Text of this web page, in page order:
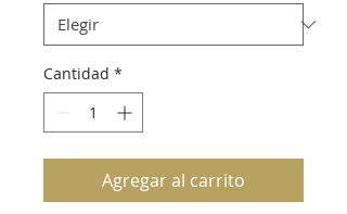
Cantidad *
Agregar al carrito